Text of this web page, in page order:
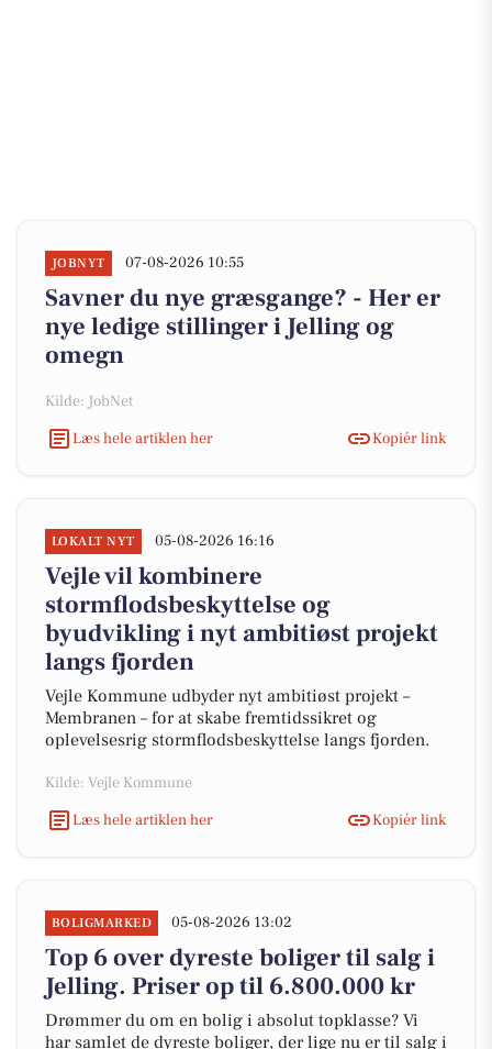
JOBNYT 07-08-2026 10:55
Savner du nye græsgange? - Her er
nye ledige stillinger i Jelling og
omegn
Kilde: JobNet
Læs hele artiklen her
Kopiér link
LOKALT NYT 05-08-2026 16:16
Vejle vil kombinere
stormflodsbeskyttelse og
byudvikling i nyt ambitiøst projekt
langs fjorden
Vejle Kommune udbyder nyt ambitiøst projekt –
Membranen – for at skabe fremtidssikret og
oplevelsesrig stormflodsbeskyttelse langs fjorden.
Kilde: Vejle Kommune
Læs hele artiklen her
Kopiér link
BOLIGMARKED 05-08-2026 13:02
Top 6 over dyreste boliger til salg i
Jelling. Priser op til 6.800.000 kr
Drømmer du om en bolig i absolut topklasse? Vi
har samlet de dyreste boliger, der lige nu er til salg i